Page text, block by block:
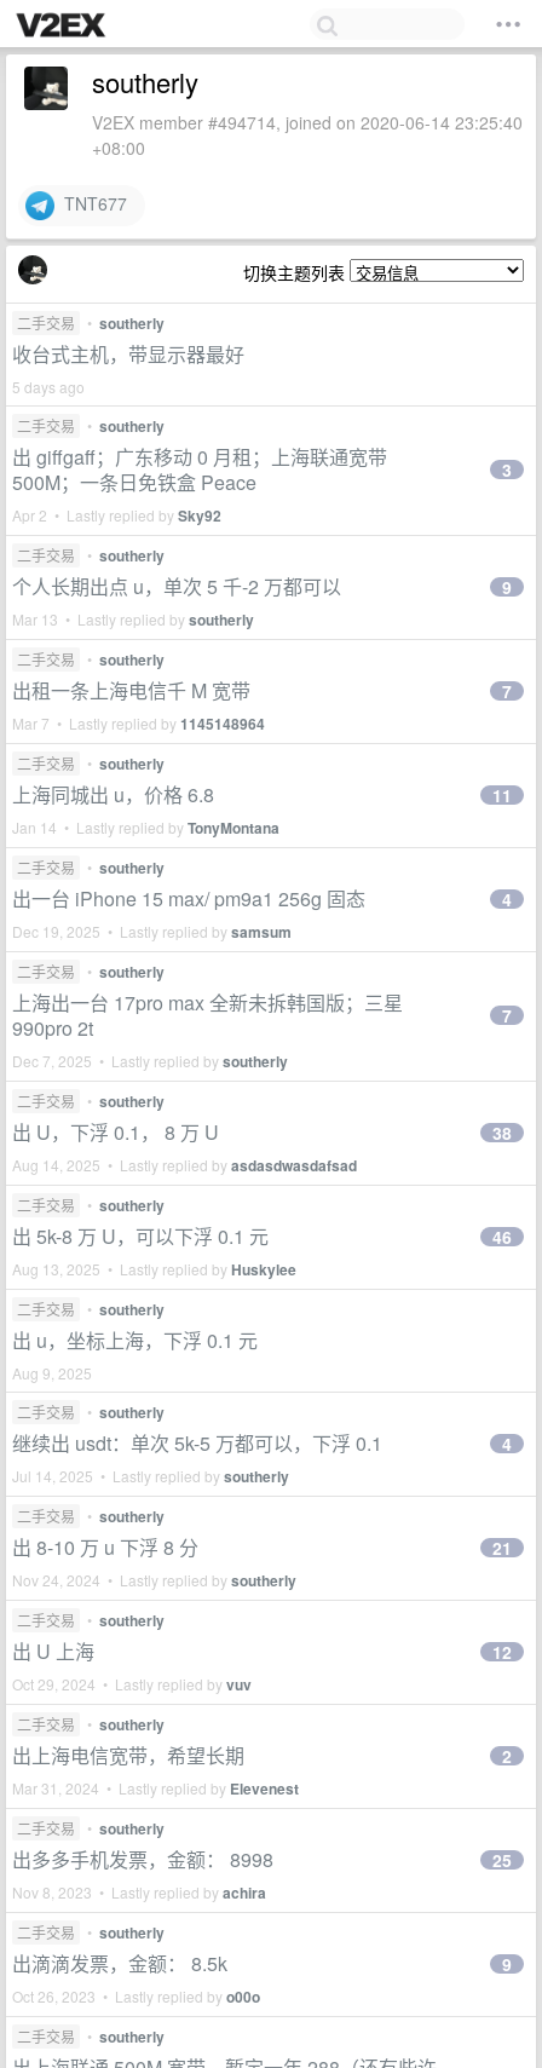
southerly
V2EX member #494714, joined on 2020-06-14 23:25:40
+08:00
TNT677
切换主题列表
二手交易 • southerly
收台式主机，带显示器最好
5 days ago
二手交易
• southerly
出 giffgaff；广东移动 0 月租；上海联通宽带
500M；一条日免铁盒 Peace
Apr 2 • Lastly replied bySky92
3
二手交易 • southerly
个人长期出点 u，单次 5 千-2 万都可以
Mar 13 • Lastly replied bysoutherly
9
二手交易 • southerly
出租一条上海电信千 M 宽带
Mar 7 • Lastly replied by1145148964
7
二手交易 • southerly
上海同城出 u，价格 6.8
Jan 14 • Lastly replied byTonyMontana
11
二手交易 • southerly
出一台 iPhone 15 max/ pm9a1 256g 固态
Dec 19, 2025 • Lastly replied bysamsum
4
二手交易 • southerly
上海出一台 17pro max 全新未拆韩国版；三星
990pro 2t
Dec 7, 2025 • Lastly replied bysoutherly
7
二手交易 • southerly
出 U，下浮 0.1， 8 万 U
Aug 14, 2025 • Lastly replied byasdasdwasdafsad
38
二手交易 • southerly
出 5k-8 万 U，可以下浮 0.1 元
Aug 13, 2025 • Lastly replied byHuskylee
46
二手交易 • southerly
出 u，坐标上海，下浮 0.1 元
Aug 9, 2025
二手交易
• southerly
继续出 usdt：单次 5k-5 万都可以，下浮 0.1
Jul 14, 2025 • Lastly replied bysoutherly
4
二手交易 • southerly
出 8-10 万 u 下浮 8 分
Nov 24, 2024 • Lastly replied bysoutherly
21
二手交易 • southerly
出 U 上海
Oct 29, 2024 • Lastly replied byvuv
12
二手交易 • southerly
出上海电信宽带，希望长期
Mar 31, 2024 • Lastly replied by Elevenest
2
二手交易 • southerly
出多多手机发票，金额： 8998
Nov 8, 2023 • Lastly replied byachira
25
二手交易 • southerly
出滴滴发票，金额： 8.5k
Oct 26, 2023 • Lastly replied byo00o
9
二手交易 • southerly